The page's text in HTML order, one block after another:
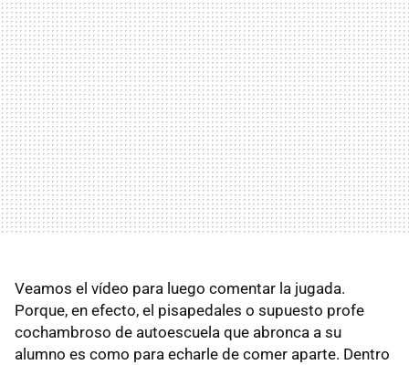
Veamos el vídeo para luego comentar la jugada.
Porque, en efecto, el pisapedales o supuesto profe
cochambroso de autoescuela que abronca a su
alumno es como para echarle de comer aparte. Dentro